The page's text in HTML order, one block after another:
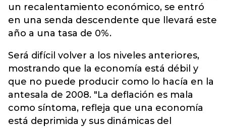
un recalentamiento económico, se entró
en una senda descendente que llevará este
año a una tasa de 0%.
Será difícil volver a los niveles anteriores,
mostrando que la economía está débil y
que no puede producir como lo hacía en la
antesala de 2008. "La deflación es mala
como síntoma, refleja que una economía
está deprimida y sus dinámicas del